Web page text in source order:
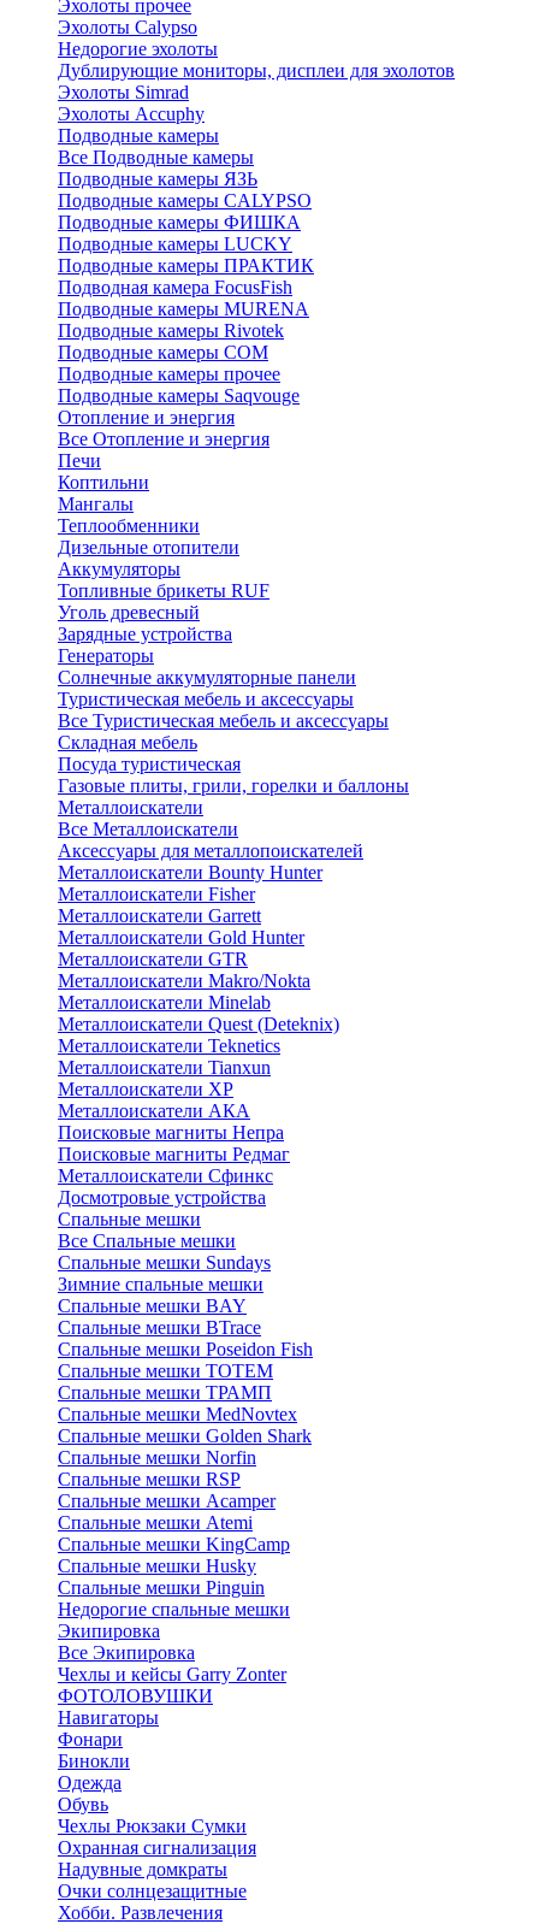
Эхолоты прочее
Эхолоты Calypso
Недорогие эхолоты
Дублирующие мониторы, дисплеи для эхолотов
Эхолоты Simrad
Эхолоты Accuphy
Подводные камеры
Все Подводные камеры
Подводные камеры ЯЗЬ
Подводные камеры CALYPSO
Подводные камеры ФИШКА
Подводные камеры LUCKY
Подводные камеры ПРАКТИК
Подводная камера FocusFish
Подводные камеры MURENA
Подводные камеры Rivotek
Подводные камеры СОМ
Подводные камеры прочее
Подводные камеры Saqvouge
Отопление и энергия
Все Отопление и энергия
Печи
Коптильни
Мангалы
Теплообменники
Дизельные отопители
Аккумуляторы
Топливные брикеты RUF
Уголь древесный
Зарядные устройства
Генераторы
Солнечные аккумуляторные панели
Туристическая мебель и аксессуары
Все Туристическая мебель и аксессуары
Складная мебель
Посуда туристическая
Газовые плиты, грили, горелки и баллоны
Металлоискатели
Все Металлоискатели
Аксессуары для металлопоискателей
Металлоискатели Bounty Hunter
Металлоискатели Fisher
Металлоискатели Garrett
Металлоискатели Gold Hunter
Металлоискатели GTR
Металлоискатели Makro/Nokta
Металлоискатели Minelab
Металлоискатели Quest (Deteknix)
Металлоискатели Teknetics
Металлоискатели Tianxun
Металлоискатели XP
Металлоискатели АКА
Поисковые магниты Непра
Поисковые магниты Редмаг
Металлоискатели Сфинкс
Досмотровые устройства
Спальные мешки
Все Спальные мешки
Спальные мешки Sundays
Зимние спальные мешки
Спальные мешки BAY
Спальные мешки BTrace
Спальные мешки Poseidon Fish
Спальные мешки ТОТЕМ
Спальные мешки ТРАМП
Cпальные мешки MedNovtex
Спальные мешки Golden Shark
Спальные мешки Norfin
Спальные мешки RSP
Спальные мешки Acamper
Спальные мешки Atemi
Спальные мешки KingCamp
Спальные мешки Husky
Спальные мешки Pinguin
Недорогие спальные мешки
Экипировка
Все Экипировка
Чехлы и кейсы Garry Zonter
ФОТОЛОВУШКИ
Навигаторы
Фонари
Бинокли
Одежда
Обувь
Чехлы Рюкзаки Сумки
Охранная сигнализация
Надувные домкраты
Очки солнцезащитные
Хобби. Развлечения